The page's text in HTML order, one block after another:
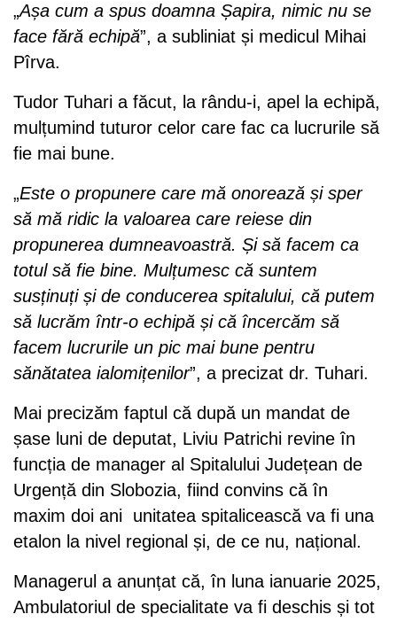
„Așa cum a spus doamna Șapira, nimic nu se
face fără echipă”, a subliniat și medicul Mihai
Pîrva.
Tudor Tuhari a făcut, la rându-i, apel la echipă,
mulțumind tuturor celor care fac ca lucrurile să
fie mai bune.
„Este o propunere care mă onorează și sper
să mă ridic la valoarea care reiese din
propunerea dumneavoastră. Și să facem ca
totul să fie bine. Mulțumesc că suntem
susținuți și de conducerea spitalului, că putem
să lucrăm într-o echipă și că încercăm să
facem lucrurile un pic mai bune pentru
sănătatea ialomițenilor”, a precizat dr. Tuhari.
Mai precizăm faptul că după un mandat de
șase luni de deputat, Liviu Patrichi revine în
funcția de manager al Spitalului Județean de
Urgență din Slobozia, fiind convins că în
maxim doi ani unitatea spitalicească va fi una
etalon la nivel regional și, de ce nu, național.
Managerul a anunțat că, în luna ianuarie 2025,
Ambulatoriul de specialitate va fi deschis și tot